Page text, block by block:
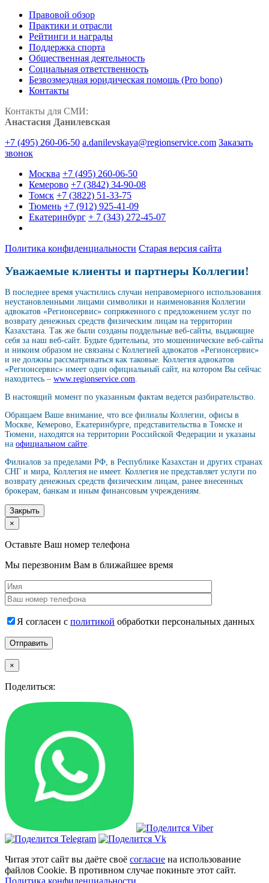
Правовой обзор
Практики и отрасли
Рейтинги и награды
Поддержка спорта
Общественная деятельность
Социальная ответственность
Безвозмездная юридическая помощь (Pro bono)
Контакты
Контакты для СМИ:
Анастасия Данилевская
+7 (495) 260-06-50 a.danilevskaya@regionservice.com Заказать
звонок
Москва +7 (495) 260-06-50
Кемерово +7 (3842) 34-90-08
Томск +7 (3822) 51-33-75
Тюмень +7 (912) 925-41-09
Екатеринбург + 7 (343) 272-45-07
Политика конфиденциальности Старая версия сайта
Уважаемые клиенты и партнеры Коллегии!
В последнее время участились случаи неправомерного использования
неустановленными лицами символики и наименования Коллегии
адвокатов «Регионсервис» сопряженного с предложением услуг по
возврату денежных средств физическим лицам на территории
Казахстана. Так же были созданы поддельные веб-сайты, выдающие
себя за наш веб-сайт. Будьте бдительны, это мошеннические веб-сайты
и никоим образом не связаны с Коллегией адвокатов «Регионсервис»
и не должны рассматриваться как таковые. Коллегия адвокатов
«Регионсервис» имеет один официальный сайт, на котором Вы сейчас
находитесь – www.regionservice.com
В настоящий момент по указанным фактам ведется разбирательство.
Обращаем Ваше внимание, что все филиалы Коллегии, офисы в
Москве, Кемерово, Екатеринбурге, представительства в Томске и
Тюмени, находятся на территории Российской Федерации и указаны
на официальном сайте
Филиалов за пределами РФ, в Республике Казахстан и других странах
СНГ и мира, Коллегия не имеет. Коллегия не представляет услуги по
возврату денежных средств физическим лицам, ранее внесенных
брокерам, банкам и иным финансовым учреждениям.
Закрыть
×
Оставьте Ваш номер телефона
Мы перезвоним Вам в ближайшее время
Я согласен с политикой обработки персональных данных
×
Поделиться:
Читая этот сайт вы даёте своё согласие на использование
файлов Cookie. В противном случае покиньте этот сайт.
Политика конфиденциальности